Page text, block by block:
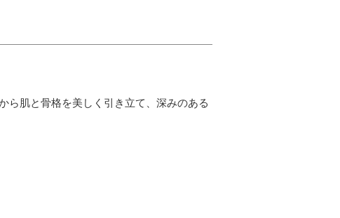
ら肌と骨格を美しく引き立て、深みのある